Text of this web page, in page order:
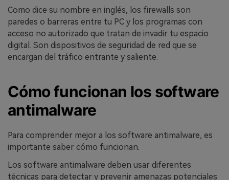
Como dice su nombre en inglés, los firewalls son
paredes o barreras entre tu PC y los programas con
acceso no autorizado que tratan de invadir tu espacio
digital. Son dispositivos de seguridad de red que se
encargan del tráfico entrante y saliente.
Cómo funcionan los software
antimalware
Para comprender mejor a los software antimalware, es
importante saber cómo funcionan.
Los software antimalware deben usar diferentes
técnicas para detectar y prevenir amenazas potenciales